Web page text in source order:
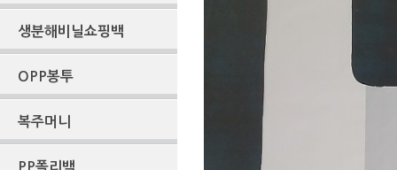
생분해비닐쇼핑백
OPP봉투
복주머니
PP폴리백